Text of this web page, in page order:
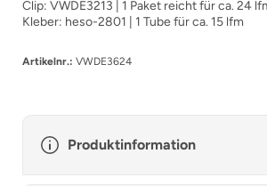
Clip: VWDE3213 | 1 Paket reicht für ca. 24
Kleber: heso-2801 | 1 Tube für ca. 15 lfm
Artikelnr.: VWDE3624
Produktinformation